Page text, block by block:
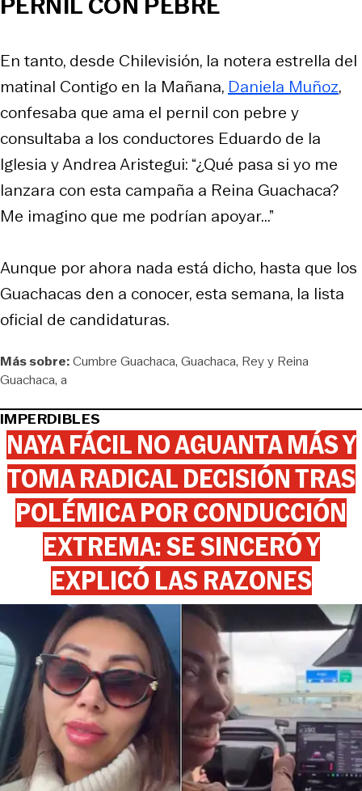
En tanto, desde Chilevisión, la notera estrella del
matinal Contigo en la Mañana, Daniela Muñoz,
confesaba que ama el pernil con pebre y
consultaba a los conductores Eduardo de la
Iglesia y Andrea Aristegui: “¿Qué pasa si yo me
lanzara con esta campaña a Reina Guachaca?
Me imagino que me podrían apoyar...”
Aunque por ahora nada está dicho, hasta que los
Guachacas den a conocer, esta semana, la lista
oficial de candidaturas.
Más sobre:Cumbre Guachaca Guachaca Rey y Reina
Guachaca a
IMPERDIBLES
NAYA FÁCIL NO AGUANTA MÁS Y
TOMA RADICAL DECISIÓN TRAS
POLÉMICA POR CONDUCCIÓN
EXTREMA: SE SINCERÓ Y
EXPLICÓ LAS RAZONES